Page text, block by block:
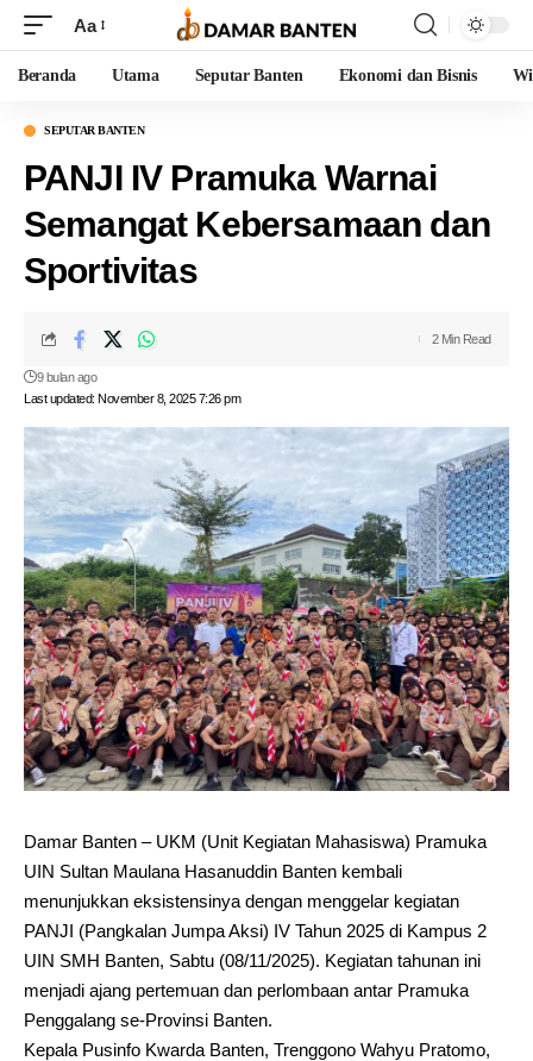
Aa
Beranda Utama Seputar Banten Ekonomi dan Bisnis
SEPUTAR BANTEN
PANJI IV Pramuka Warnai
Semangat Kebersamaan dan
Sportivitas
Last updated: November 8, 2025 7:26 pm
9 bulan ago
2 Min Read
Damar Banten – UKM (Unit Kegiatan Mahasiswa) Pramuka
UIN Sultan Maulana Hasanuddin Banten kembali
menunjukkan eksistensinya dengan menggelar kegiatan
PANJI (Pangkalan Jumpa Aksi) IV Tahun 2025 di Kampus 2
UIN SMH Banten, Sabtu (08/11/2025). Kegiatan tahunan ini
menjadi ajang pertemuan dan perlombaan antar Pramuka
Penggalang se-Provinsi Banten.
Kepala Pusinfo Kwarda Banten, Trenggono Wahyu Pratomo,